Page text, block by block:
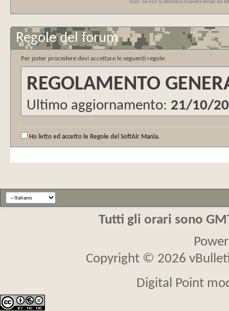
mail. Se non si desidera ricevere email da
Regole del forum
Per poter procedere devi accettare le seguenti regole:
REGOLAMENTO
Ultimo aggiornamento: 21/10/
Questo forum, dall’accesso
un gruppo di appassionati di Soft
scambiarsi informazioni e
convinti sia giusto garantire
Non censureremo mai nessuno
eventuali critiche (a patto che
pretendiamo solo una cosa in
Ho letto ed accetto le Regole del SoftAir Mania.
Tutti gli orari sono
Copyright © 2026
Digital Point